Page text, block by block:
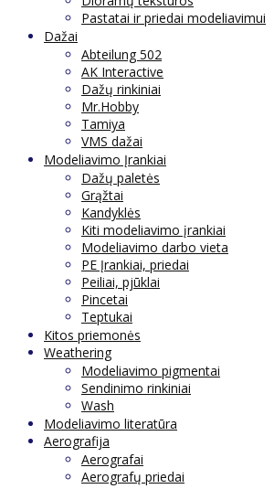
Pastatai ir priedai modeliavimui
Dažai
Abteilung 502
AK Interactive
Dažų rinkiniai
Mr.Hobby
Tamiya
VMS dažai
Modeliavimo Įrankiai
Dažų paletės
Grąžtai
Kandyklės
Kiti modeliavimo įrankiai
Modeliavimo darbo vieta
PE Įrankiai, priedai
Peiliai, pjūklai
Pincetai
Teptukai
Kitos priemonės
Weathering
Modeliavimo pigmentai
Sendinimo rinkiniai
Wash
Modeliavimo literatūra
Aerografija
Aerografai
Aerografų priedai